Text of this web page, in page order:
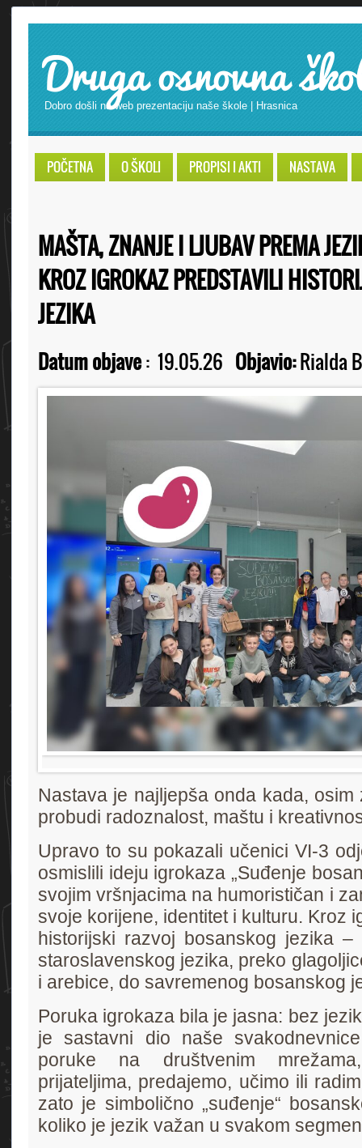
Druga osnovna
Dobro došli na web prezentaciju naše škole | Hrasnica
POČETNA O ŠKOLI PROPISI I AKTI NASTAVA
MAŠTA, ZNANJE I LJUBAV PREMA
KROZ IGROKAZ PREDSTAVILI
JEZIKA
Datum objave: 19.05.26 Objavio:Rialda
Nastava je najljepša onda kada,
probudi radoznalost, maštu i
Upravo to su pokazali učenici VI-3
osmislili ideju igrokaza „Suđenje
svojim vršnjacima na humorističan i
svoje korijene, identitet i kulturu. Kroz
historijski razvoj bosanskog jezika
staroslavenskog jezika, preko
i arebice, do savremenog bosanskog
Poruka igrokaza bila je jasna: bez
je sastavni dio naše
poruke na društvenim
prijateljima, predajemo, učimo ili
zato je simbolično „suđenje“
koliko je jezik važan u svakom